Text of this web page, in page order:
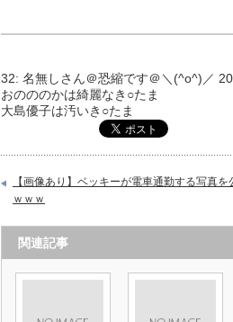
32: 名無しさん＠恐縮です＠＼(^o^)／
おのののかは綺麗なき○たま
大島優子は汚いき○たま
【画像あり】ベッキーが電車通勤する写真を
ｗｗｗ
関連記事